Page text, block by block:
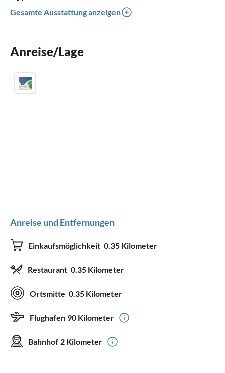
Kinder willkommen
Gesamte Ausstattung anzeigen
Anreise/Lage
Anreise und Entfernungen
Einkaufsmöglichkeit 0.35 Kilometer
Restaurant 0.35 Kilometer
Ortsmitte 0.35 Kilometer
Flughafen 90 Kilometer
Bahnhof 2 Kilometer